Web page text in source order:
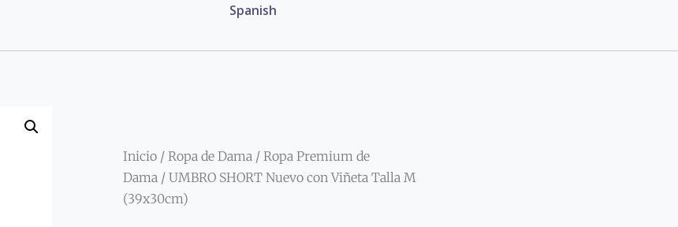
Spanish
Inicio / Ropa de Dama / Ropa Premium de
Dama / UMBRO SHORT Nuevo con Viñeta Talla M
(39x30cm)